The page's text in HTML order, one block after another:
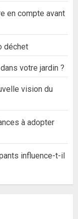
en compte avant
déchet
votre jardin ?
vision du
à adopter
influence-t-il